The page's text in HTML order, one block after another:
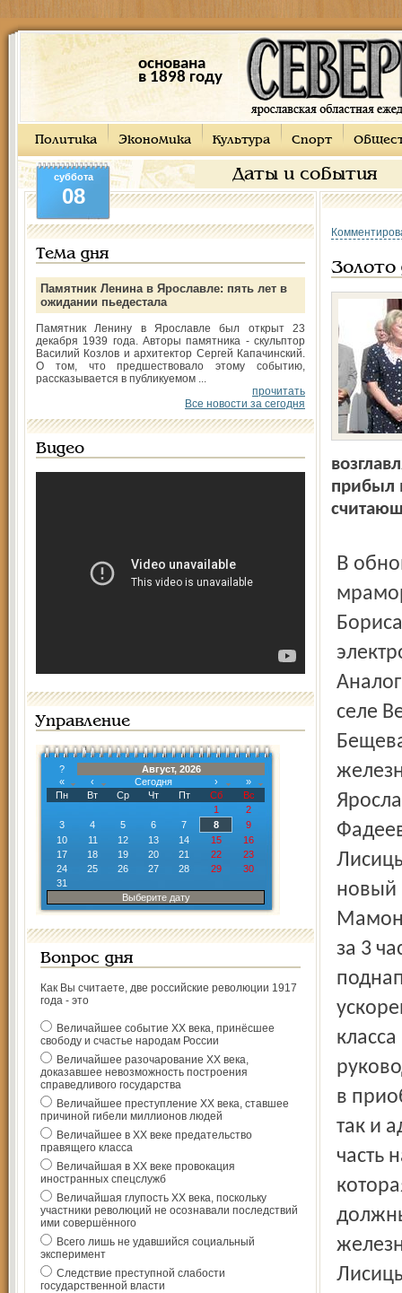
основана
в 1898 году
Политика Экономика Культура Спорт
Даты и события
суббота
08
Тема дня
Памятник Ленина в Ярославле: пять лет в
ожидании пьедестала
Памятник Ленину в Ярославле был открыт 23
декабря 1939 года. Авторы памятника - скульптор
Василий Козлов и архитектор Сергей Капачинский.
О том, что предшествовало этому событию,
рассказывается в публикуемом ...
прочитать
Все новости за сегодня
Видео
Управление
?
Август, 2026
«
‹ Сегодня ›
»
Пн
Вт Ср Чт Пт Сб
Вс
1
2
3
4 5 6 7 8
9
10
11 12 13 14 15
16
17
18 19 20 21 22
23
24
25 26 27 28 29
30
31
Выберите дату
Вопрос дня
Как Вы считаете, две российские революции 1917
года - это
Величайшее событие ХХ века, принёсшее
свободу и счастье народам России
Величайшее разочарование ХХ века,
доказавшее невозможность построения
справедливого государства
Величайшее преступление ХХ века, ставшее
причиной гибели миллионов людей
Величайшее в ХХ веке предательство
правящего класса
Величайшая в ХХ веке провокация
иностранных спецслужб
Величайшая глупость ХХ века, поскольку
участники революций не осознавали последствий
ими совершённого
Всего лишь не удавшийся социальный
эксперимент
Следствие преступной слабости
государственной власти
Золото
прибыл
В обновленном Московском вокзале, поражающем
селе
новый
за 3
в
так и
часть